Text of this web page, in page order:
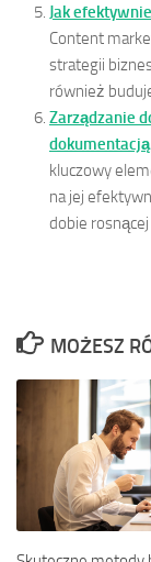
Jak
Content
strategii
również
Zarządzanie
kluczowy
na jej
dobie rosnącej
MOŻESZ